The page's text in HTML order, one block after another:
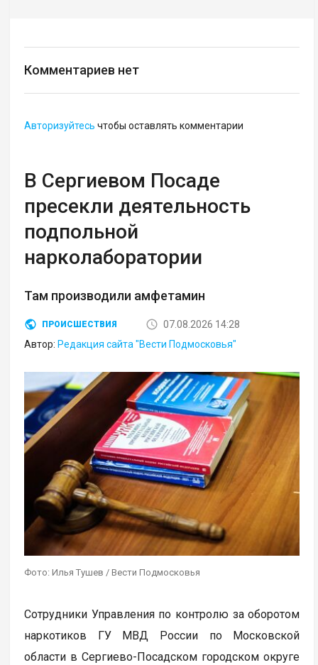
Комментариев нет
Авторизуйтесь чтобы оставлять комментарии
В Сергиевом Посаде
пресекли деятельность
подпольной
нарколаборатории
Там производили амфетамин
ПРОИСШЕСТВИЯ
07.08.2026 14:28
Автор: Редакция сайта "Вести Подмосковья"
Фото: Илья Тушев / Вести Подмосковья
Сотрудники Управления по контролю за оборотом
наркотиков ГУ МВД России по Московской
области в Сергиево-Посадском городском округе